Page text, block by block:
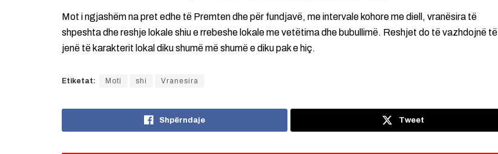
Mot i ngjashëm na pret edhe të Premten dhe për fundjavë, me intervale kohore me diell, vranësira të
shpeshta dhe reshje lokale shiu e rrebeshe lokale me vetëtima dhe bubullimë. Reshjet do të vazhdojnë të
jenë të karakterit lokal diku shumë më shumë e diku pak e hiç.
Etiketat: Moti shi Vranesira
Shpërndaje Tweet